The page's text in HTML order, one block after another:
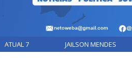
ATUAL 7 JAILSON MENDES